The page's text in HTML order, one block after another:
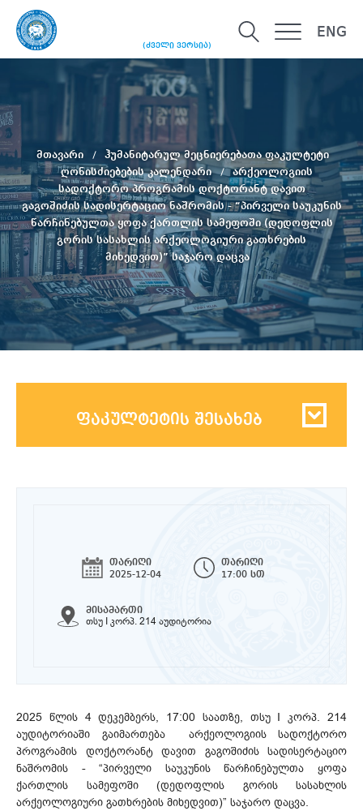
(ძველი ვერსია)
ENG
მთავარი
ჰუმანიტარულ მეცნიერებათა ფაკულტეტი
ღონისძიებების კალენდარი
არქეოლოგიის
სადოქტორო პროგრამის დოქტორანტ დავით
გაგოშიძის სადისერტაციო ნაშრომის - “პირველი საუკუნის
წარჩინებულთა ყოფა ქართლის სამეფოში (დედოფლის
გორის სასახლის არქეოლოგიური გათხრების
მიხედვით)” საჯარო დაცვა
ფაკულტეტის შესახებ
თარიღი
2025-12-04
თარიღი
17:00 სთ
მისამართი
თსუ I კორპ. 214 აუდიტორია
2025 წლის 4 დეკემბერს, 17:00 საათზე, თსუ I კორპ. 214
აუდიტორიაში გაიმართება არქეოლოგიის სადოქტორო
პროგრამის დოქტორანტ დავით გაგოშიძის სადისერტაციო
ნაშრომის - “პირველი საუკუნის წარჩინებულთა ყოფა
ქართლის სამეფოში (დედოფლის გორის სასახლის
არქეოლოგიური გათხრების მიხედვით)” საჯარო დაცვა.